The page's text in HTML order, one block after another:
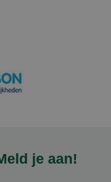
je aan!